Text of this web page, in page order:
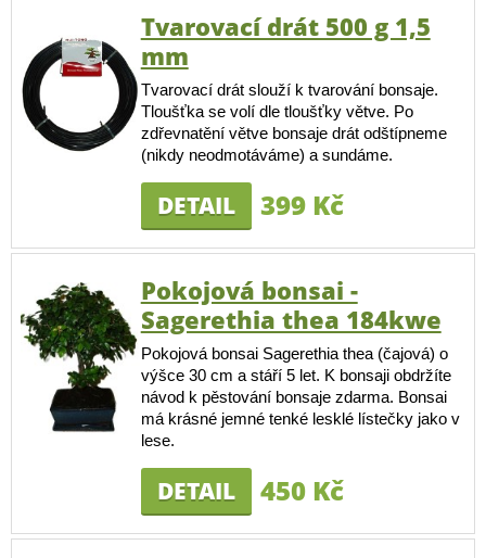
Tvarovací drát 500 g 1,5
mm
Tvarovací drát slouží k tvarování bonsaje.
Tloušťka se volí dle tloušťky větve. Po
zdřevnatění větve bonsaje drát odštípneme
(nikdy neodmotáváme) a sundáme.
DETAIL 399 Kč
Pokojová bonsai -
Sagerethia thea 184kwe
Pokojová bonsai Sagerethia thea (čajová) o
výšce 30 cm a stáří 5 let. K bonsaji obdržíte
návod k pěstování bonsaje zdarma. Bonsai
má krásné jemné tenké lesklé lístečky jako v
lese.
DETAIL 450 Kč